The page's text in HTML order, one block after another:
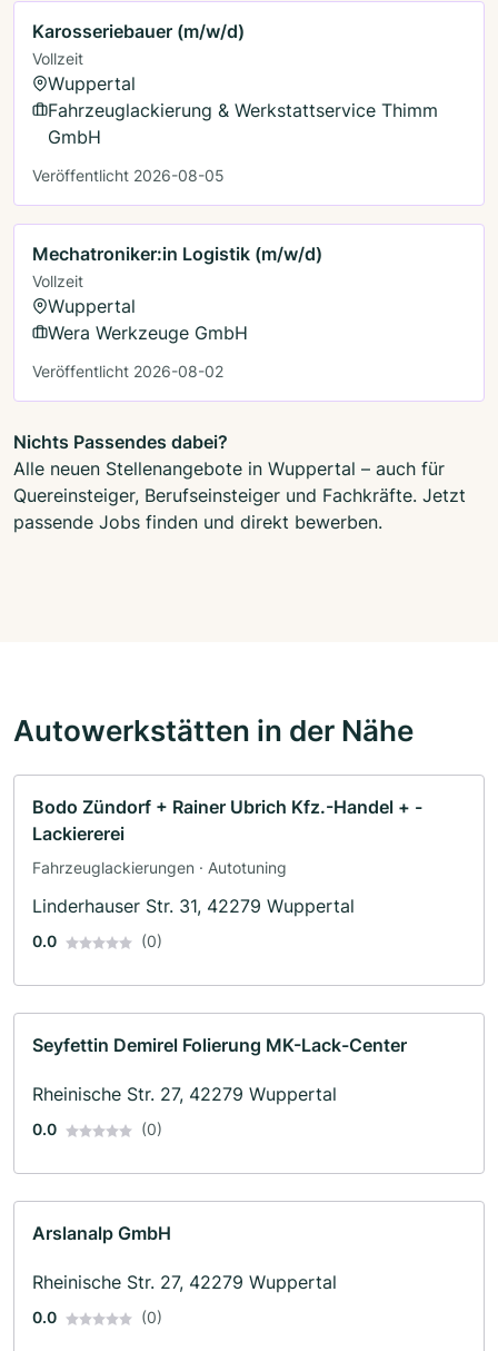
Karosseriebauer (m/w/d)
Vollzeit
Wuppertal
Fahrzeuglackierung & Werkstattservice Thimm
GmbH
Veröffentlicht 2026-08-05
Mechatroniker:in Logistik (m/w/d)
Vollzeit
Wuppertal
Wera Werkzeuge GmbH
Veröffentlicht 2026-08-02
Nichts Passendes dabei?
Alle neuen Stellenangebote in Wuppertal – auch für
Quereinsteiger, Berufseinsteiger und Fachkräfte. Jetzt
passende Jobs finden und direkt bewerben.
Autowerkstätten in der Nähe
Bodo Zündorf + Rainer Ubrich Kfz.-Handel + -
Lackiererei
Fahrzeuglackierungen · Autotuning
Linderhauser Str. 31, 42279 Wuppertal
0.0 (0)
Seyfettin Demirel Folierung MK-Lack-Center
Rheinische Str. 27, 42279 Wuppertal
0.0 (0)
Arslanalp GmbH
Rheinische Str. 27, 42279 Wuppertal
0.0 (0)